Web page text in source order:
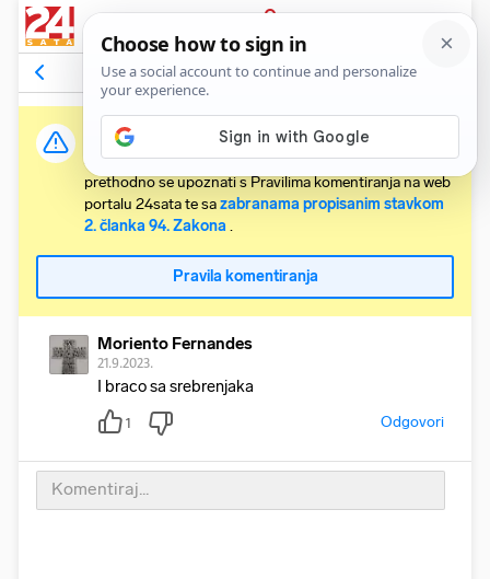
PRIJAVA
Komentari1 Relevantni
Važna obavijest:
Svaki korisnik koji želi komentirati članke obvezan je
prethodno se upoznati s Pravilima komentiranja na web
portalu 24sata te sazabranama propisanim stavkom
2. članka 94. Zakona .
Pravila komentiranja
Moriento Fernandes
21.9.2023.
I braco sa srebrenjaka
1 Odgovori